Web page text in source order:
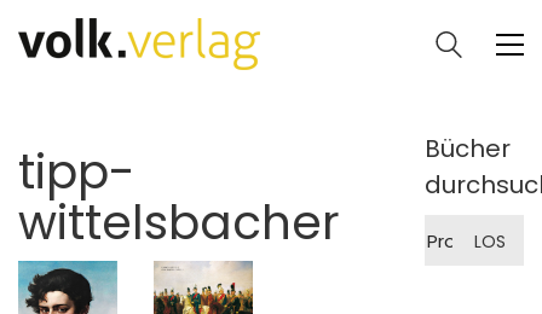
tipp-
wittelsbacher
Bücher
nach:
LOS